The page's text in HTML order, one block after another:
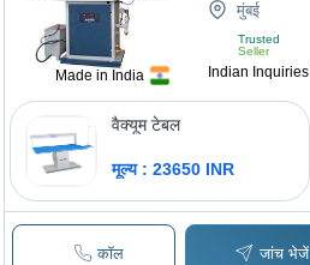
Made in India
मुंबई
Trusted
Seller
Indian
वैक्यूम टेबल
मूल्य : 23650 INR
कॉल जांच भेजें